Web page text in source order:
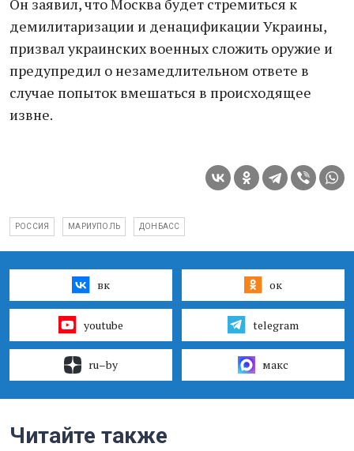
Он заявил, что Москва будет стремиться к
демилитаризации и денацификации Украины,
призвал украинских военных сложить оружие и
предупредил о незамедлительном ответе в
случае попыток вмешаться в происходящее
извне.
РОССИЯ МАРИУПОЛЬ ДОНБАСС
вк ок
youtube telegram
ru–by макс
Читайте также